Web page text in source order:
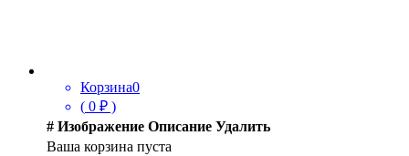
Корзина0
( 0 ₽ )
# Изображение Описание Удалить
Ваша корзина пуста